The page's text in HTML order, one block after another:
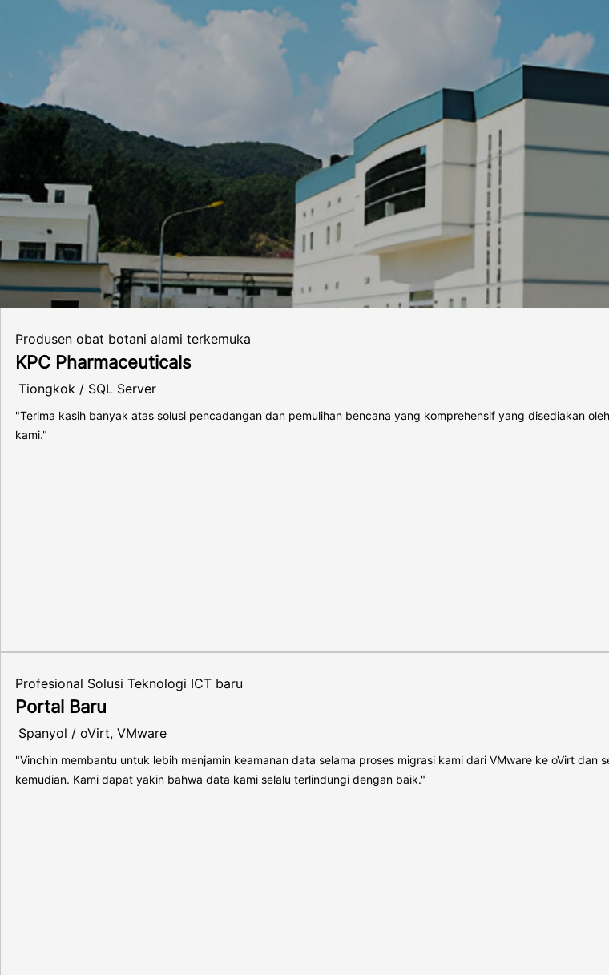
Produsen obat botani alami terkemuka
KPC Pharmaceuticals
Tiongkok / SQL Server
"Terima kasih banyak atas solusi pencadangan dan pemulihan bencana yang komprehensif yang disediakan
kami."
Profesional Solusi Teknologi ICT baru
Portal Baru
Spanyol / oVirt, VMware
"Vinchin membantu untuk lebih menjamin keamanan data selama proses migrasi kami dari VMware ke oVirt
kemudian. Kami dapat yakin bahwa data kami selalu terlindungi dengan baik."